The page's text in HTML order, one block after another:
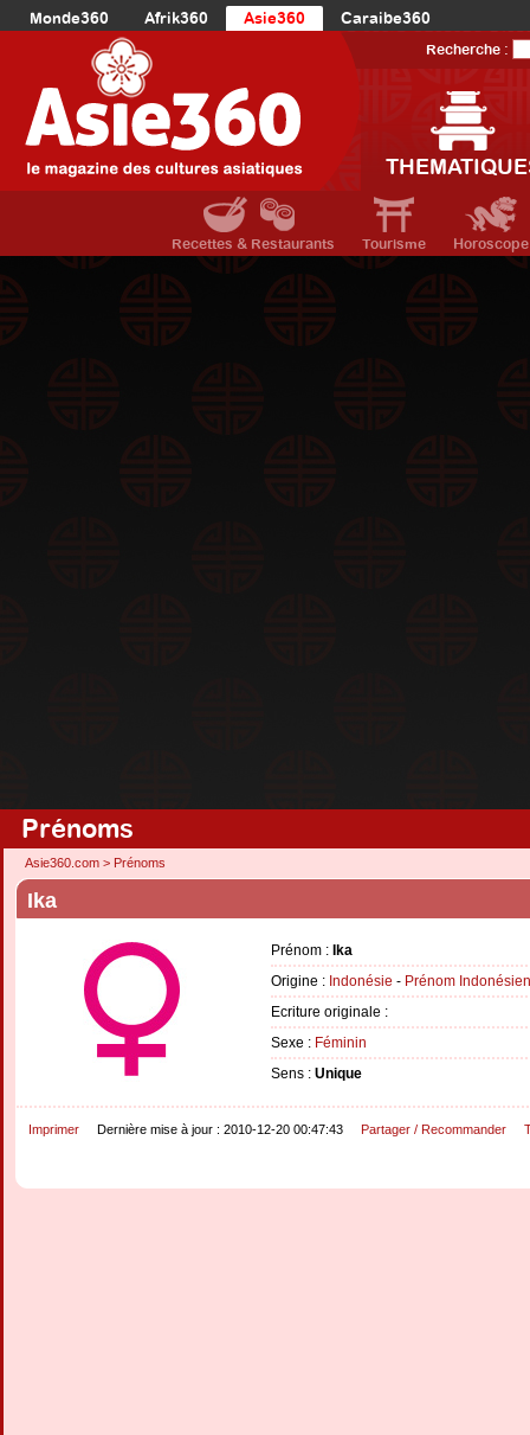
Monde360 Afrik360 Asie360
Caraibe360
Europe360
AmériqueDuNord360
Océanie360
Recherche :
Recettes & Restaurants Tourisme Horoscope
Prénoms
Asie360.com > Prénoms
Ika
Prénom : Ika
Origine : Indonésie - Prénom Indonésien
Ecriture originale :
Sexe : Féminin
Sens : Unique
Imprimer Dernière mise à jour : 2010-12-20 00:47:43 Partager / Recommander